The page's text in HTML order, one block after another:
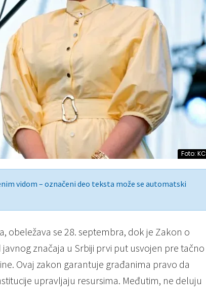
Foto: KC
vidom – označeni deo teksta može se automatski
obeležava se 28. septembra, dok je Zakon o
značaja u Srbiji prvi put usvojen pre tačno
Ovaj zakon garantuje građanima pravo da
upravljaju resursima. Međutim, ne deluju